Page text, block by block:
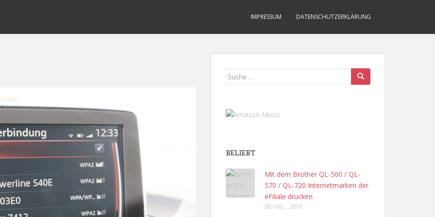
IMPRESSUM DATENSCHUTZERKLÄRUNG
Suche
BELIEBT
Mit dem Brother QL-500 / QL-
570 / QL-720 Internetmarken der
eFiliale drucken
08 Feb. , 2016